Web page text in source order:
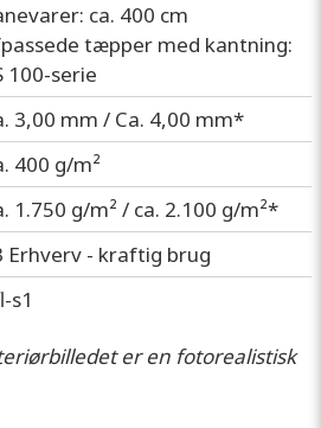
ca. 400 cm
tæpper med kantning:
100-serie
3,00 mm / Ca. 4,00 mm*
400 g/m²
1.750 g/m² / ca. 2.100 g/m²*
Erhverv - kraftig brug
s1
er en fotorealistisk